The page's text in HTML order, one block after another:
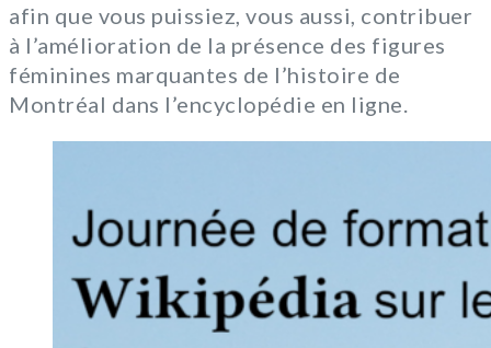
afin que vous puissiez, vous aussi, contribuer
à l’amélioration de la présence des figures
féminines marquantes de l’histoire de
Montréal dans l’encyclopédie en ligne.